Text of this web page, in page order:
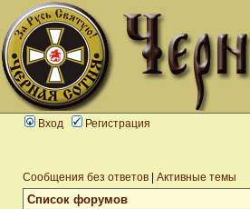
Вход Регистрация
Сообщения без ответов Активные темы
Список форумов